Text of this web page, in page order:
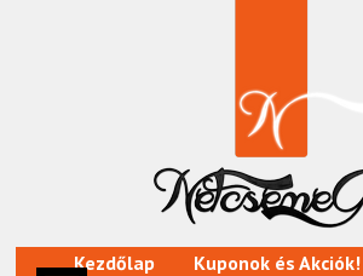
Kezdőlap Kuponok és Akciók!